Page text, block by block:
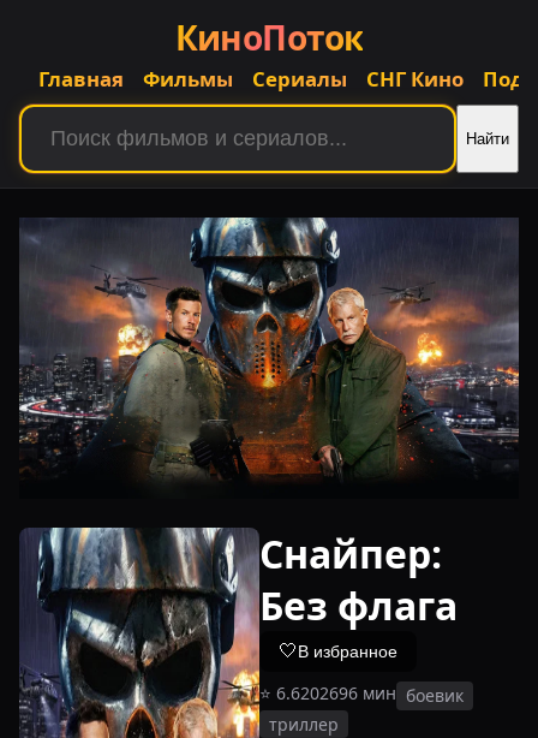
КиноПоток
Главная Фильмы Сериалы СНГ Кино
Найти
Снайпер:
Без флага
🤍В избранное
⭐ 6.6202696 мин боевик
триллер